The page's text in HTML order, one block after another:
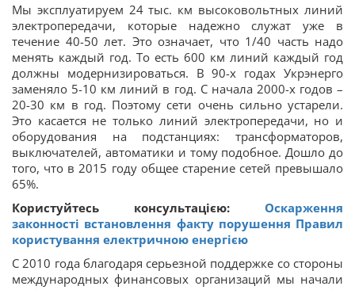
Мы эксплуатируем 24 тыс. км высоковольтных линий
электропередачи, которые надежно служат уже в
течение 40-50 лет. Это означает, что 1/40 часть надо
менять каждый год. То есть 600 км линий каждый год
должны модернизироваться. В 90-х годах Укрэнерго
заменяло 5-10 км линий в год. С начала 2000-х годов –
20-30 км в год. Поэтому сети очень сильно устарели.
Это касается не только линий электропередачи, но и
оборудования на подстанциях: трансформаторов,
выключателей, автоматики и тому подобное. Дошло до
того, что в 2015 году общее старение сетей превышало
65%.
Користуйтесь консультацією: Оскарження
законності встановлення факту порушення Правил
користування електричною енергією
С 2010 года благодаря серьезной поддержке со стороны
международных финансовых организаций мы начали